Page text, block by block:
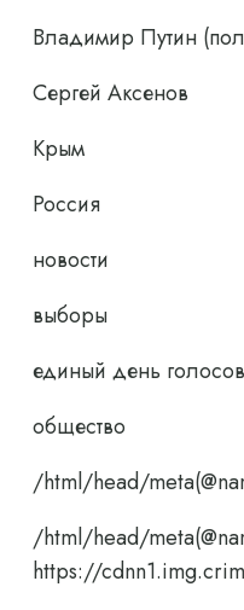
Владимир Путин
Сергей Аксенов
Крым
Россия
новости
выборы
единый день
общество
/html/head/
/html/head/
https://